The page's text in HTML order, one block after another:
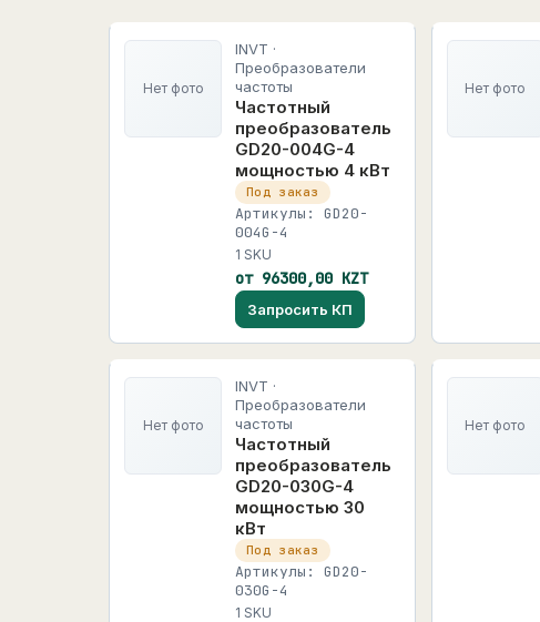
Нет фото
INVT ·
Преобразователи
частоты
Частотный
преобразователь
GD20-004G-4
мощностью 4 кВт
Под заказ
Артикулы: GD20-
004G-4
1 SKU
от 96300,00 KZT
Запросить КП
Нет фото
Нет фото
INVT ·
Преобразователи
частоты
Частотный
преобразователь
GD20-030G-4
мощностью 30
кВт
Под заказ
Артикулы: GD20-
030G-4
1 SKU
Нет фото